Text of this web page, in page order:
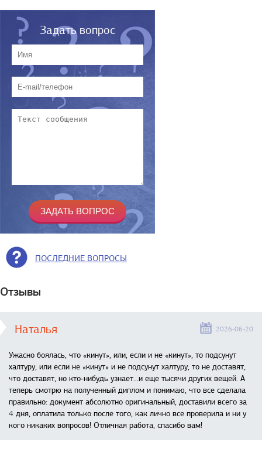
Задать вопрос
ПОСЛЕДНИЕ ВОПРОСЫ
Отзывы
Наталья 2026-06-20
Ужасно боялась, что «кинут», или, если и не «кинут», то подсунут
халтуру, или если не «кинут» и не подсунут халтуру, то не доставят,
что доставят, но кто-нибудь узнает...и еще тысячи других вещей. А
теперь смотрю на полученный диплом и понимаю, что все сделала
правильно: документ абсолютно оригинальный, доставили всего за
4 дня, оплатила только после того, как лично все проверила и ни у
кого никаких вопросов! Отличная работа, спасибо вам!